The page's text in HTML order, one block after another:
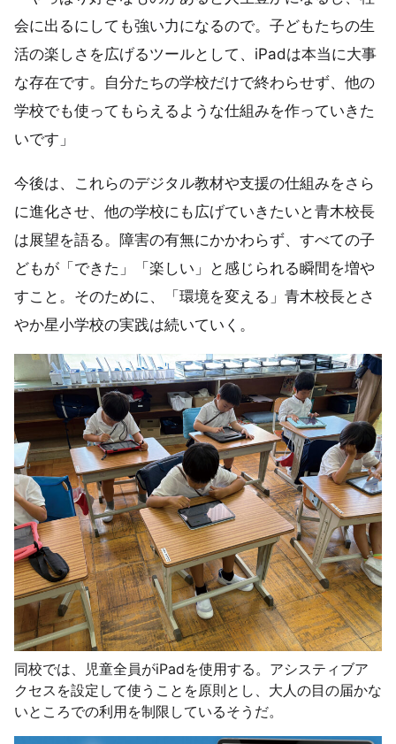
会に出るにしても強い力になるので。子どもたちの生
活の楽しさを広げるツールとして、iPadは本当に大事
な存在です。自分たちの学校だけで終わらせず、他の
学校でも使ってもらえるような仕組みを作っていきた
いです」
今後は、これらのデジタル教材や支援の仕組みをさら
に進化させ、他の学校にも広げていきたいと青木校長
は展望を語る。障害の有無にかかわらず、すべての子
どもが「できた」「楽しい」と感じられる瞬間を増や
すこと。そのために、「環境を変える」青木校長とさ
やか星小学校の実践は続いていく。
同校では、児童全員がiPadを使用する。アシスティブア
クセスを設定して使うことを原則とし、大人の目の届かな
いところでの利用を制限しているそうだ。